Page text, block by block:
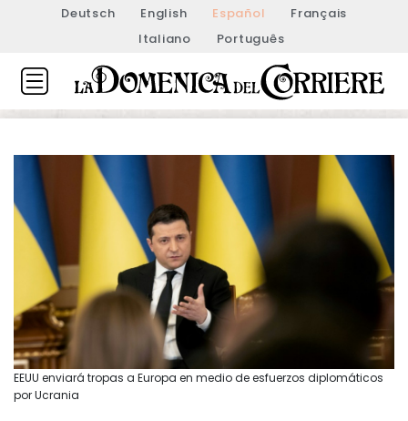
Deutsch English Español
Français
Italiano
Português
EEUU enviará tropas a Europa en medio de esfuerzos diplomáticos
por Ucrania